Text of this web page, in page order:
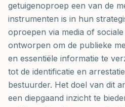
getuigenoproep een van de
instrumenten is in hun
oproepen via media of
ontworpen om de publieke
en essentiële informatie te
tot de identificatie en
bestuurder. Het doel van dit
een diepgaand inzicht te